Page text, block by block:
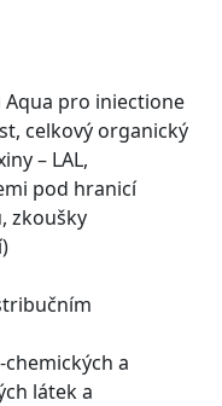
pro iniectione
celkový organický
– LAL,
pod hranicí
zkoušky
a
látek a